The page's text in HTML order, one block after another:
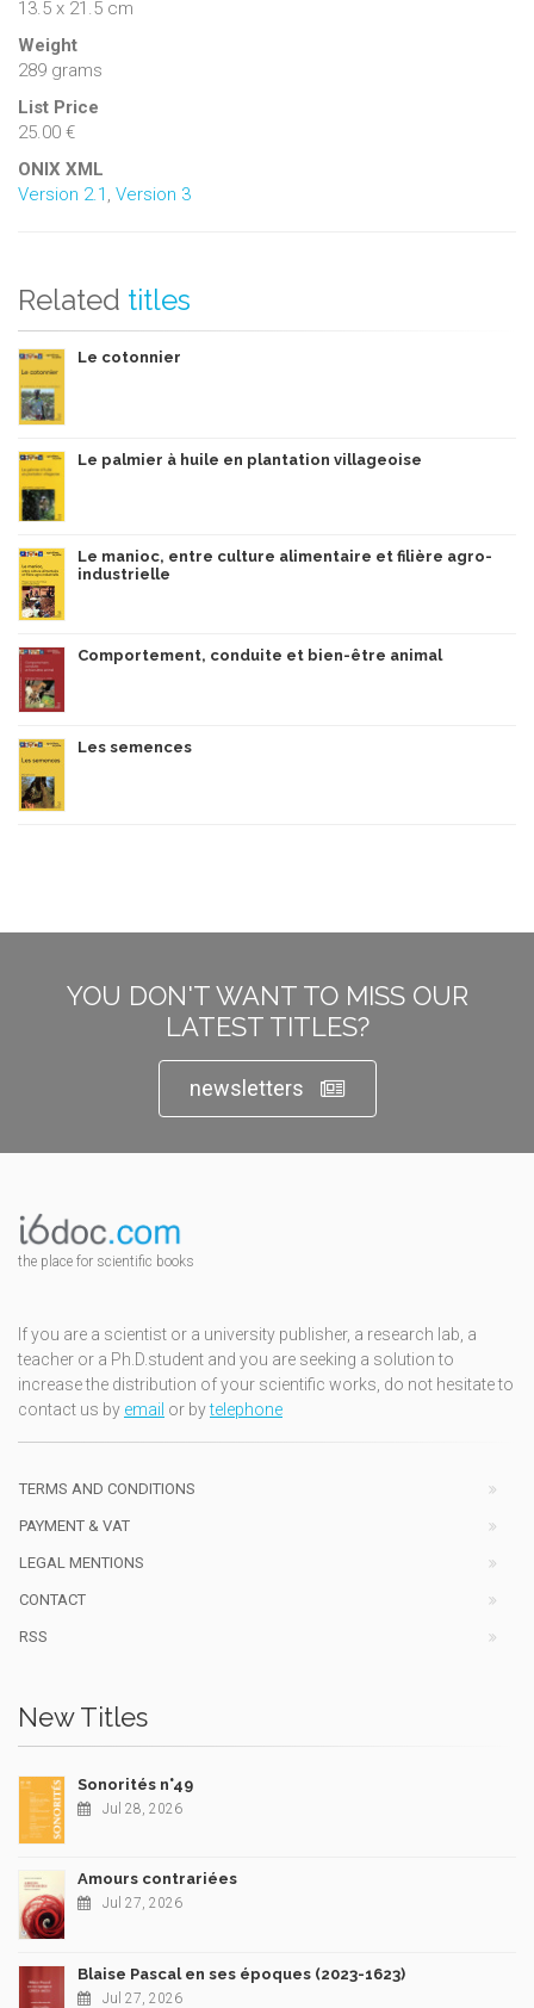
13.5 x 21.5 cm
Weight
289 grams
List Price
25.00 €
ONIX XML
Version 2.1 Version 3
Related titles
Le cotonnier
Le palmier à huile en plantation villageoise
Le manioc, entre culture alimentaire et filière agro-
industrielle
Comportement, conduite et bien-être animal
Les semences
YOU DON'T WANT TO MISS OUR
LATEST TITLES?
newsletters
the place for scientific books
If you are a scientist or a university publisher, a research lab, a
teacher or a Ph.D.student and you are seeking a solution to
increase the distribution of your scientific works, do not hesitate to
contact us by email or bytelephone
TERMS AND CONDITIONS
PAYMENT & VAT
LEGAL MENTIONS
CONTACT
RSS
New Titles
Sonorités n°49
Jul 28, 2026
Amours contrariées
Jul 27, 2026
Blaise Pascal en ses époques (2023-1623)
Jul 27, 2026